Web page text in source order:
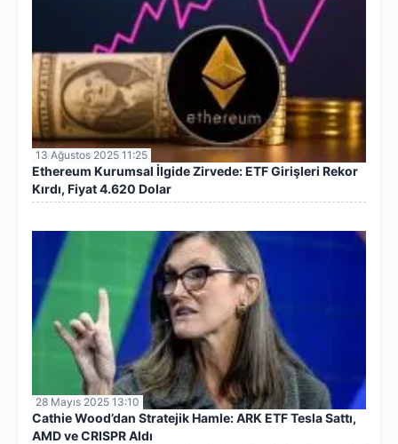
13 Ağustos 2025 11:25
Ethereum Kurumsal İlgide Zirvede: ETF Girişleri Rekor
Kırdı, Fiyat 4.620 Dolar
28 Mayıs 2025 13:10
Cathie Wood’dan Stratejik Hamle: ARK ETF Tesla Sattı,
AMD ve CRISPR Aldı